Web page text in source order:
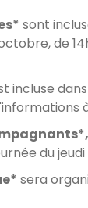
sont
de
incluse
du
sera